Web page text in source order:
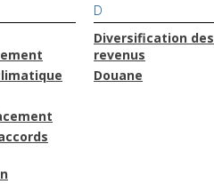
D
Diversification des
revenus
Douane